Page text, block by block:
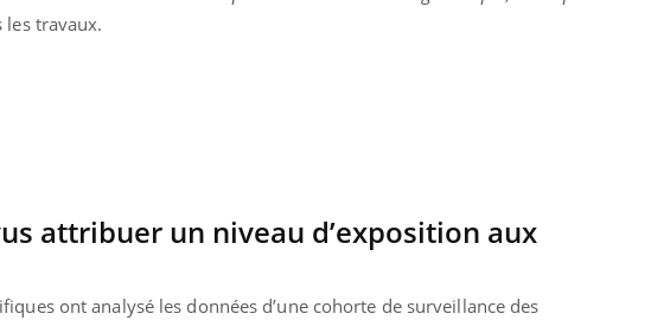
les travaux.
attribuer un niveau d’exposition aux
ont analysé les données d’une cohorte de surveillance des